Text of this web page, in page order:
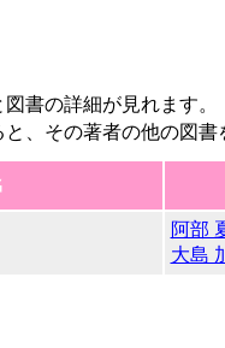
書の詳細が見れます。
、その著者の他の図書
阿部
大島